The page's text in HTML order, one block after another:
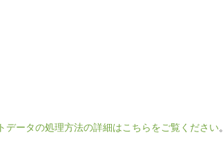
データの処理方法の詳細はこちらをご覧ください。